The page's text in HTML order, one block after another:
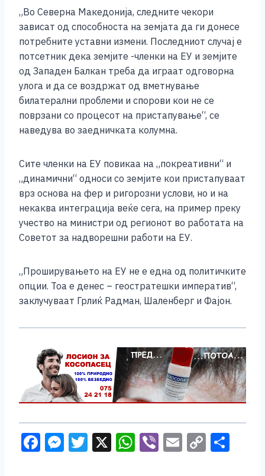
„Во Северна Македонија, следните чекори
зависат од способноста на земјата да ги донесе
потребните уставни измени. Последниот случај е
потсетник дека земјите -членки на ЕУ и земјите
од Западен Балкан треба да играат одговорна
улога и да се воздржат од вметнување
билатерални проблеми и спорови кои не се
поврзани со процесот на пристапување“, се
наведува во заедничката колумна.
Сите членки на ЕУ повикаа на „покреативни“ и
„динамични“ односи со земјите кои пристапуваат
врз основа на фер и ригорозни услови, но и на
некаква интеграција веќе сега, на пример преку
учество на министри од регионот во работата на
Советот за надворешни работи на ЕУ.
„Проширувањето на ЕУ не е една од политичките
опции. Тоа е денес – геостратешки императив“,
заклучуваат Грлиќ Радман, Шаленберг и Фајон.
F M T X W Vi E C